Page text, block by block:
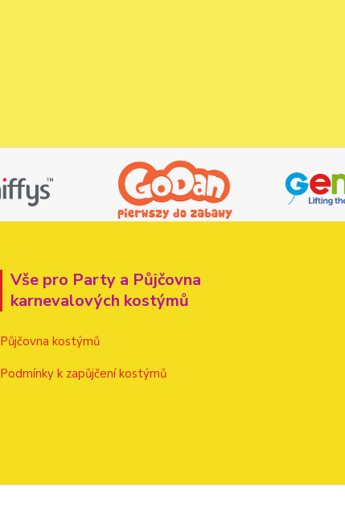
Vše pro Party a Půjčovna
karnevalových kostýmů
Půjčovna kostýmů
Podmínky k zapůjčení kostýmů